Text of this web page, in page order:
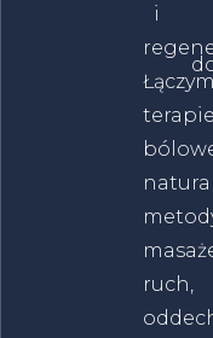
i
terapie
ruch,